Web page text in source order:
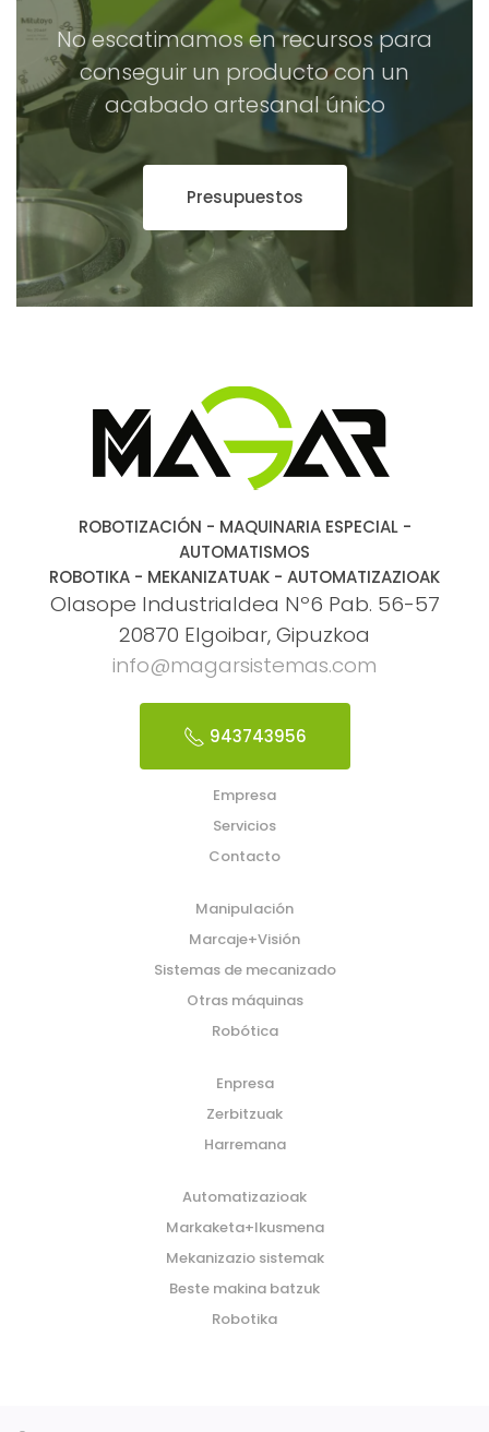
No escatimamos en recursos para
conseguir un producto con un
acabado artesanal único
Presupuestos
ROBOTIZACIÓN - MAQUINARIA ESPECIAL -
AUTOMATISMOS
ROBOTIKA - MEKANIZATUAK - AUTOMATIZAZIOAK
Olasope Industrialdea Nº6 Pab. 56-57
20870 Elgoibar, Gipuzkoa
info@magarsistemas.com
943743956
Empresa
Servicios
Contacto
Manipulación
Marcaje+Visión
Sistemas de mecanizado
Otras máquinas
Robótica
Enpresa
Zerbitzuak
Harremana
Automatizazioak
Markaketa+Ikusmena
Mekanizazio sistemak
Beste makina batzuk
Robotika